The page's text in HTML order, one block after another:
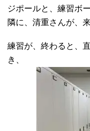
ジポールと、練習ボ
隣に、清重さんが、
練習が、終わると、
き、